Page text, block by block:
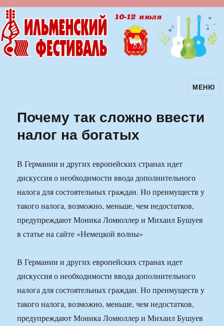
Ильменский фестиваль авторскойМЕНЮ
Почему так сложно ввести
налог на богатых
В Германии и других европейских странах идет
дискуссия о необходимости ввода дополнительного
налога для состоятельных граждан. Но преимуществ у
такого налога, возможно, меньше, чем недостатков,
предупреждают Моника Ломюллер и Михаил Бушуев
в статье на сайте «Немецкой волны»
В Германии и других европейских странах идет
дискуссия о необходимости ввода дополнительного
налога для состоятельных граждан. Но преимуществ у
такого налога, возможно, меньше, чем недостатков,
предупреждают Моника Ломюллер и Михаил Бушуев